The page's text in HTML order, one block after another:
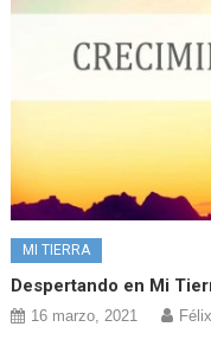
MI TIERRA
Despertando en Mi
16 marzo, 2021 Félix